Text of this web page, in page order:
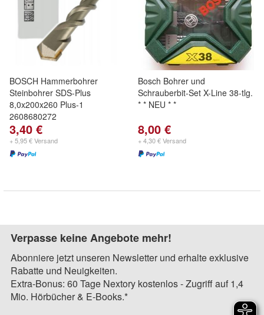
BOSCH Hammerbohrer
Steinbohrer SDS-Plus
8,0x200x260 Plus-1
2608680272
3,40 €
+ 5,95 € Versand
Bosch Bohrer und
Schrauberbit-Set X-Line 38-tlg.
* * NEU * *
8,00 €
+ 4,30 € Versand
Verpasse keine Angebote mehr!
Abonniere jetzt unseren Newsletter und erhalte exklusive
Rabatte und Neuigkeiten.
Extra-Bonus: 60 Tage Nextory kostenlos - Zugriff auf 1,4
Mio. Hörbücher & E-Books.*